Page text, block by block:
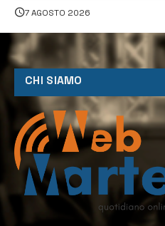
7 AGOSTO 2026
CHI SIAMO